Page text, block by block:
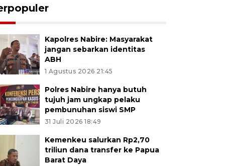
Kapolres Nabire: Masyarakat
jangan sebarkan identitas
ABH
1 Agustus 2026 21:45
Polres Nabire hanya butuh
tujuh jam ungkap pelaku
pembunuhan siswi SMP
31 Juli 2026 18:49
Kemenkeu salurkan Rp2,70
triliun dana transfer ke Papua
Barat Daya